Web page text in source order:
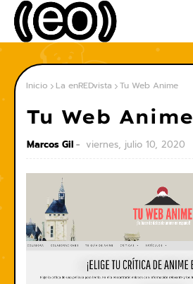
Inicio La enREDvista Tu Web Anime
Tu Web Anime
Marcos Gil viernes, julio 10, 2020